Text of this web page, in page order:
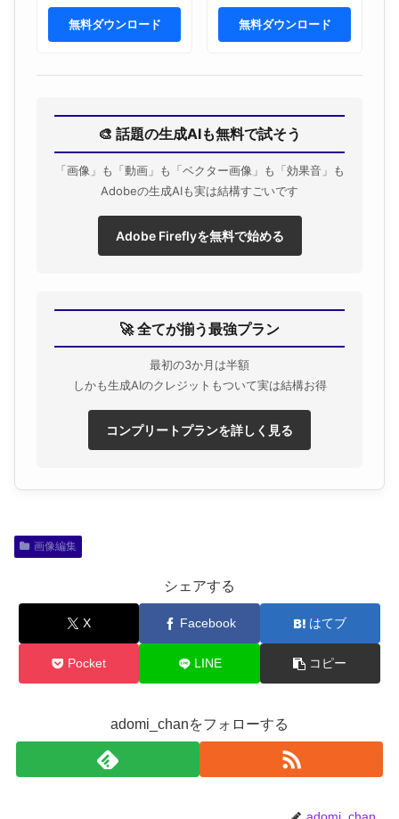
無料ダウンロード 無料ダウンロード
🎨 話題の生成AIも無料で試そう
「画像」も「動画」も「ベクター画像」も「効果音」も
Adobeの生成AIも実は結構すごいです
Adobe Fireflyを無料で始める
🚀 全てが揃う最強プラン
最初の3か月は半額
しかも生成AIのクレジットもついて実は結構お得
コンプリートプランを詳しく見る
画像編集
シェアする
X Facebook はてブ
Pocket LINE コピー
adomi_chanをフォローする